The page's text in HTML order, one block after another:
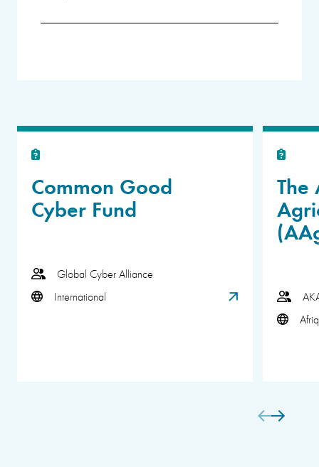
Common Good
Cyber Fund
Global Cyber Alliance
International
The